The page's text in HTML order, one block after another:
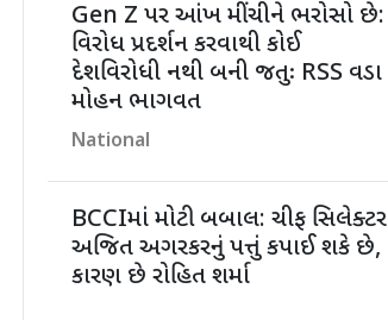
Gen Z પર આંખ મીંચીને ભરોસો છે:
વિરોધ પ્રદર્શન કરવાથી કોઈ
દેશવિરોધી નથી બની જતુઃ RSS વડા
મોહન ભાગવત
National
BCCIમાં મોટી બબાલ: ચીફ સિલેક્ટર
અજિત અગરકરનું પત્તું કપાઈ શકે છે,
કારણ છે રોહિત શર્મા